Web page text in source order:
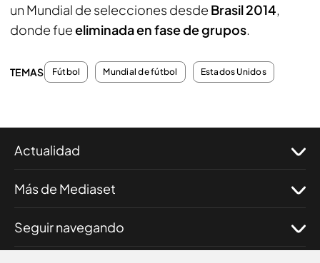
un Mundial de selecciones desde Brasil 2014,
donde fueeliminada en fase de grupos.
TEMAS Fútbol Mundial de fútbol Estados Unidos
Actualidad
Más de Mediaset
Seguir navegando